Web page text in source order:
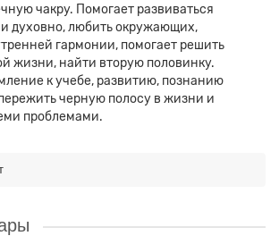
чакру. Помогает развиваться
и духовно, любить окружающих,
гармонии, помогает решить
жизни, найти вторую половинку.
к учебе, развитию, познанию
черную полосу в жизни и
проблемами.